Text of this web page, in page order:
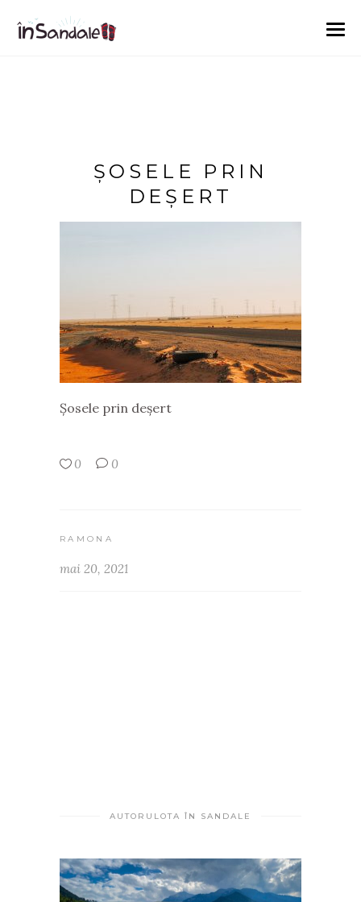
ȘOSELE PRIN
DEȘERT
Șosele prin deșert
0 0
RAMONA
mai 20, 2021
AUTORULOTA ÎN SANDALE